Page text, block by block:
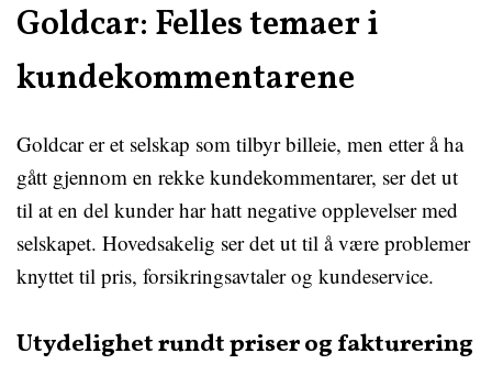
Goldcar: Felles temaer i
kundekommentarene
Goldcar er et selskap som tilbyr billeie, men etter å ha
gått gjennom en rekke kundekommentarer, ser det ut
til at en del kunder har hatt negative opplevelser med
selskapet. Hovedsakelig ser det ut til å være problemer
knyttet til pris, forsikringsavtaler og kundeservice.
Utydelighet rundt priser og fakturering